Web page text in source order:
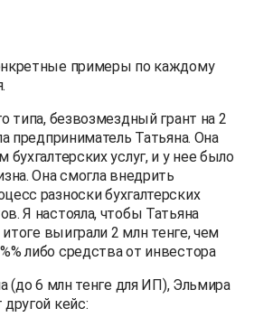
примеры по каждому
типа, безвозмездный грант на 2
предприниматель Татьяна. Она
бухгалтерских услуг, и у нее было
Она смогла внедрить
разноски бухгалтерских
Я настояла, чтобы Татьяна
итоге выиграли 2 млн тенге, чем
либо средства от инвестора
(до 6 млн тенге для ИП), Эльмира
кейс: